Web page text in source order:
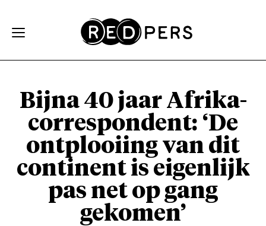
Bijna 40 jaar Afrika-
correspondent: ‘De
ontplooiing van dit
continent is eigenlijk
pas net op gang
gekomen’